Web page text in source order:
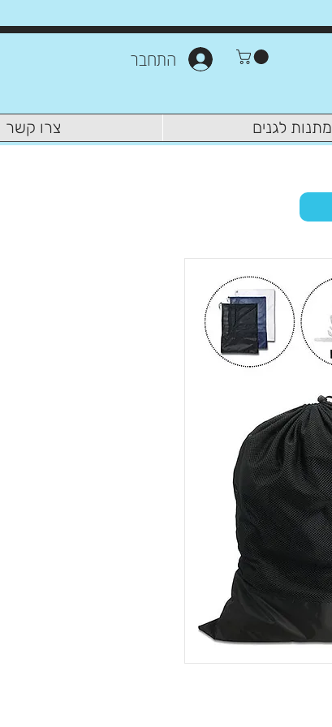
התחבר
מתנות לגנים צרו קשר